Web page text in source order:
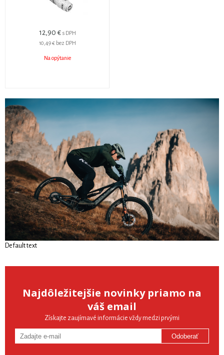
12,90 € s DPH
10,49 € bez DPH
Na opýtanie
Default text
Najdôležitejšie novinky priamo na
váš email
Získajte zaujímavé informácie vždy medzi prvými
Odoberať